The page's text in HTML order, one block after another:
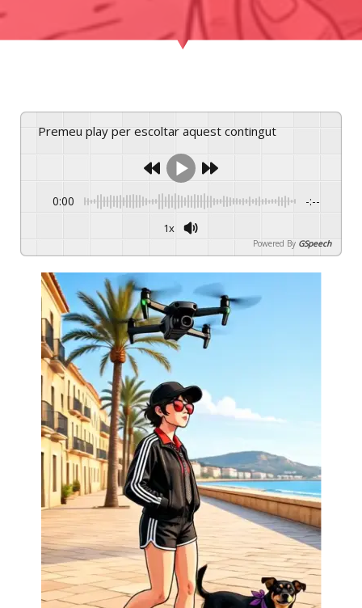
Premeu play per escoltar aquest contingut
0:00 -:--
1x
Powered By GSpeech